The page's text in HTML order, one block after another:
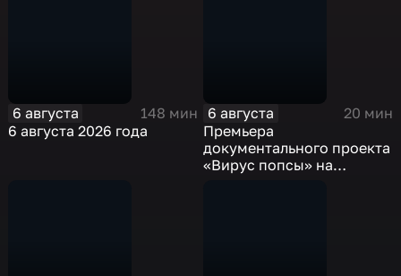
6 августа
148 мин
6 августа 2026 года
6 августа
20 мин
Премьера
документального проекта
«Вирус попсы» на